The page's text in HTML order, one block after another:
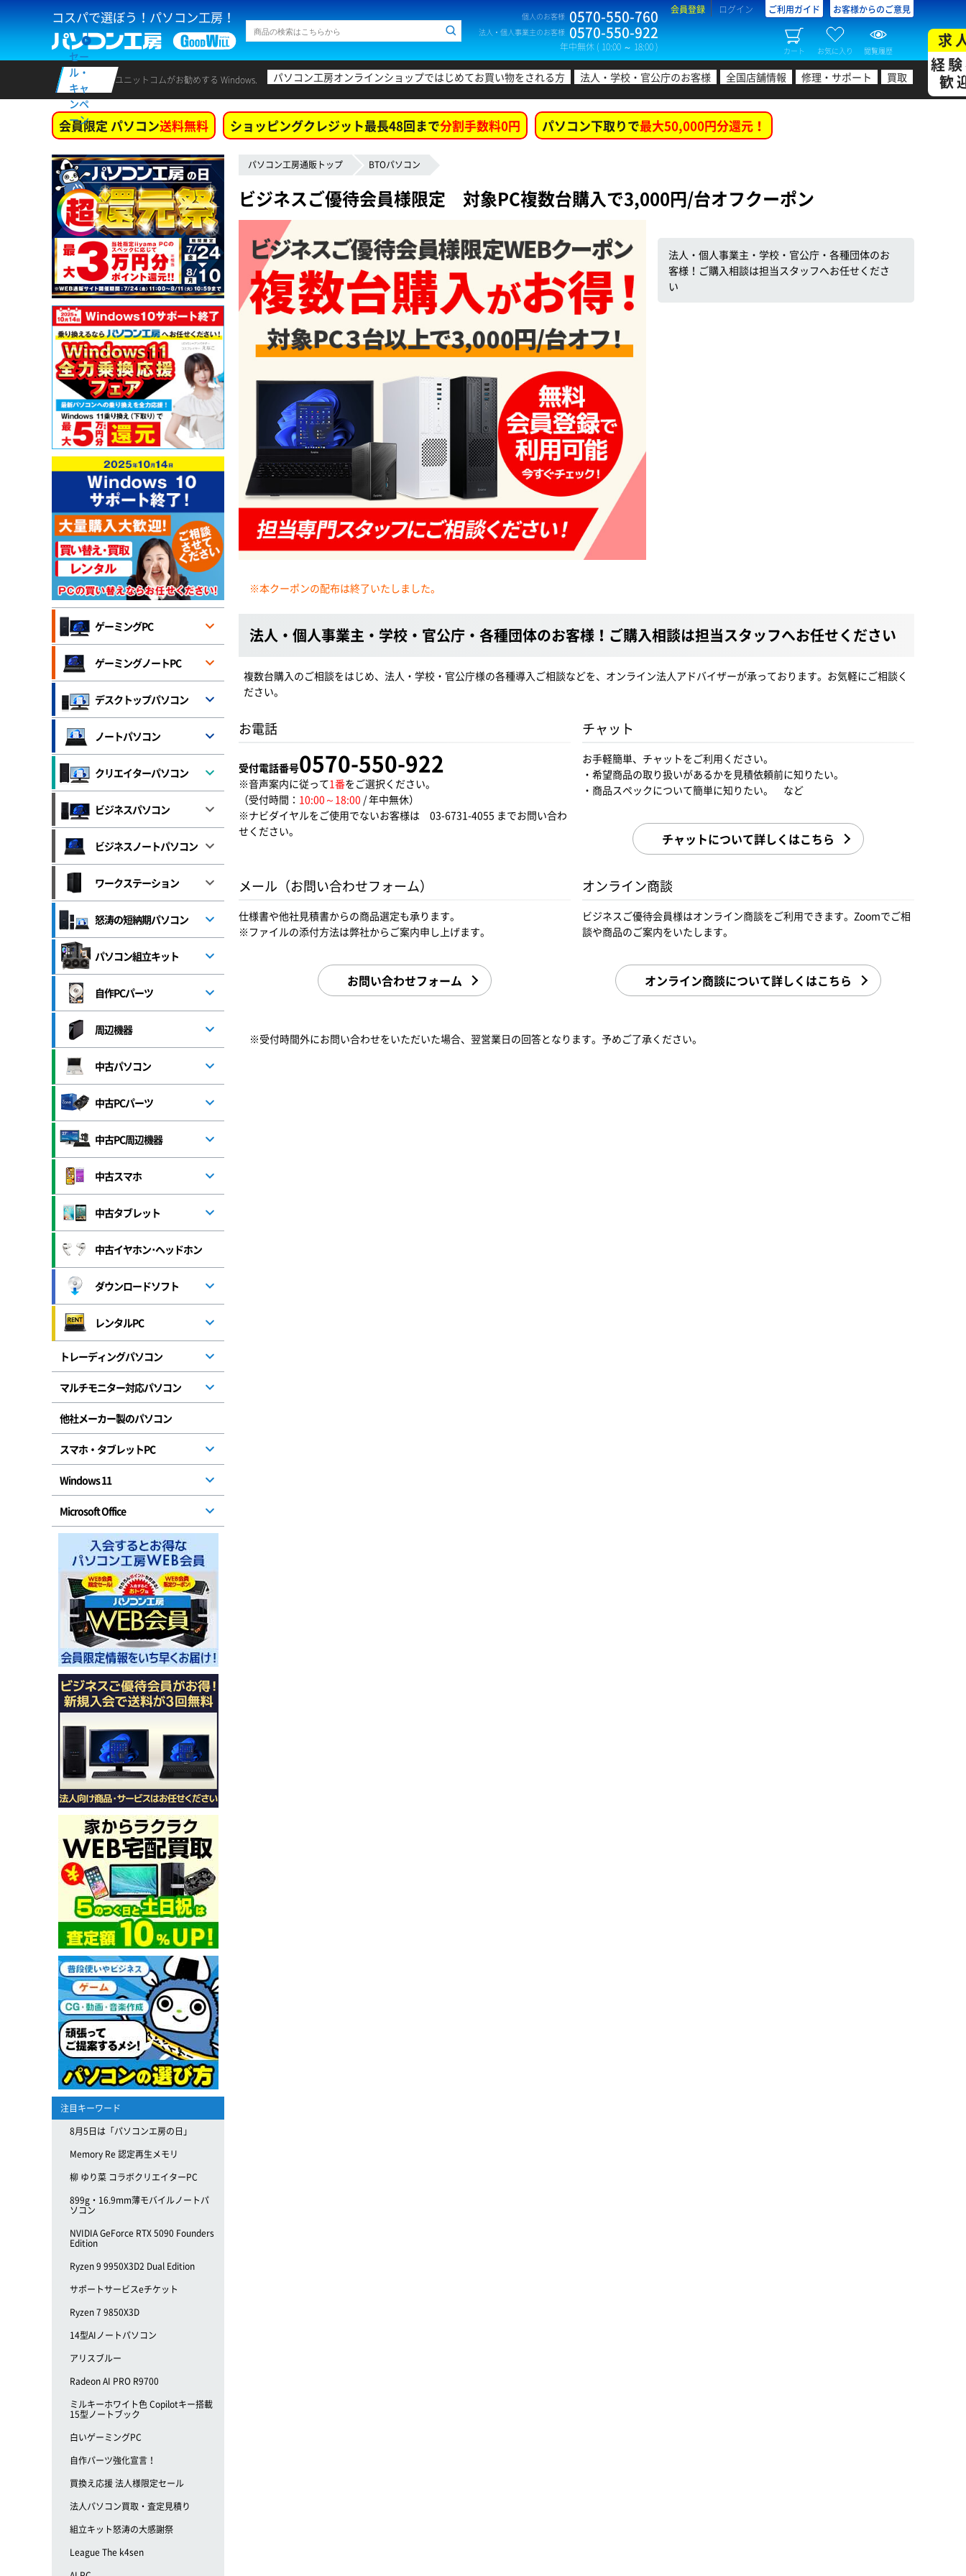
コスパで選ぼう！パソコン工房！ 個人のお客様 0570-550-760
法人・個人事業主のお客様 0570-550-922
年中無休 ( 10:00 ～ 18:00 )
会員登録 ログイン ご利用ガイド お客様からのご意見
カート お気に入り 閲覧履歴
セー
ル・
キャ
ンペ
ーン
ユニットコムがお勧めする Windows. パソコン工房オンラインショップではじめてお買い物をされる方 法人・学校・官公庁のお客様 全国店舗情報 修理・サポート 買取
求
経
歓
会員限定 パソコン送料無料 ショッピングクレジット最長48回まで分割手数料0円 パソコン下取りで最大50,000円分還元！
パソコン工房通販トップ BTOパソコン
ビジネスご優待会員様限定 対象PC複数台購入で3,000円/台オフクーポン
法人・個人事業主・学校・官公庁・各種団体のお
客様！ご購入相談は担当スタッフへお任せくださ
い
※本クーポンの配布は終了いたしました。
法人・個人事業主・学校・官公庁・各種団体のお客様！ご購入相談は担当スタッフへお任せください
複数台購入のご相談をはじめ、法人・学校・官公庁様の各種導入ご相談などを、オンライン法人アドバイザーが承っております。お気軽にご相談く
ださい。
お電話
受付電話番号0570-550-922
※音声案内に従って1番をご選択ください。
（受付時間： 10:00～18:00 / 年中無休）
※ナビダイヤルをご使用でないお客様は 03-6731-4055 までお問い合わ
せください。
チャット
お手軽簡単、チャットをご利用ください。
・希望商品の取り扱いがあるかを見積依頼前に知りたい。
・商品スペックについて簡単に知りたい。 など
チャットについて詳しくはこちら
メール（お問い合わせフォーム）
仕様書や他社見積書からの商品選定も承ります。
※ファイルの添付方法は弊社からご案内申し上げます。
お問い合わせフォーム
オンライン商談
ビジネスご優待会員様はオンライン商談をご利用できます。Zoomでご相
談や商品のご案内をいたします。
オンライン商談について詳しくはこちら
※受付時間外にお問い合わせをいただいた場合、翌営業日の回答となります。予めご了承ください。
ゲーミングPC
ゲーミングノートPC
デスクトップパソコン
ノートパソコン
クリエイターパソコン
ビジネスパソコン
ビジネスノートパソコン
ワークステーション
怒涛の短納期パソコン
パソコン組立キット
自作PCパーツ
周辺機器
中古パソコン
中古PCパーツ
中古PC周辺機器
中古スマホ
中古タブレット
中古イヤホン･ヘッドホン
ダウンロードソフト
レンタルPC
トレーディングパソコン
マルチモニター対応パソコン
他社メーカー製のパソコン
スマホ・タブレットPC
Windows 11
Microsoft Office
注目キーワード
8月5日は「パソコンエ房の日」
Memory Re 認定再生メモリ
柳 ゆり菜 コラボクリエイターPC
899g・16.9mm薄モバイルノートパ
ソコン
NVIDIA GeForce RTX 5090 Founders
Edition
Ryzen 9 9950X3D2 Dual Edition
サポートサービスeチケット
Ryzen 7 9850X3D
14型AIノートパソコン
アリスブルー
Radeon AI PRO R9700
ミルキーホワイト色 Copilotキー搭載
15型ノートブック
白いゲーミングPC
自作パーツ強化宣言！
買換え応援 法人様限定セール
法人パソコン買取・査定見積り
組立キット怒涛の大感謝祭
League The k4sen